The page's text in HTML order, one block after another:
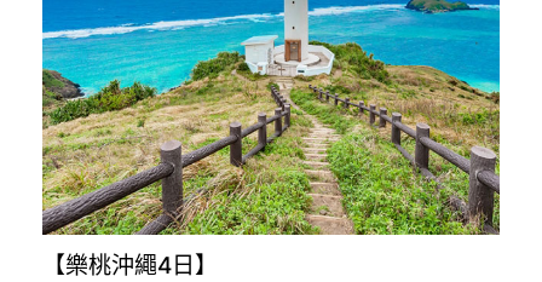
【樂桃沖繩4日】